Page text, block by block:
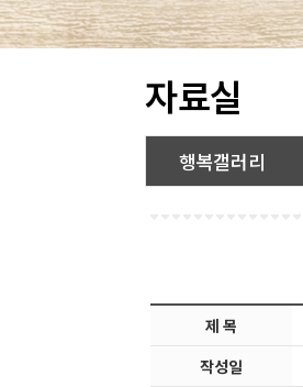
자료실
행복갤러리
제 목
작성일